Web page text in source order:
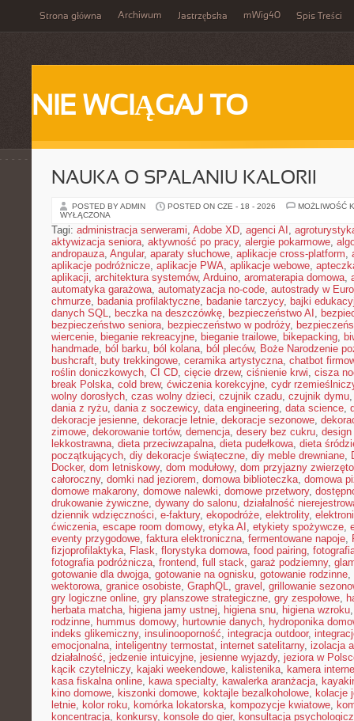
Strona główna Archiwum Jastrzębska mWig40 Spis Treści
NIE WCIĄGAJ TO
NAUKA O SPALANIU KALORII
POSTED BY ADMIN POSTED ON CZE - 18 - 2026
MOŻLIWOŚĆ
WYŁĄCZONA
Tagi: administracja serwerami, Adobe XD, agenci AI ,
aktywizacja seniora, aktywność po pracy, alergie pokarmowe,
andropauza, Angular, aparaty słuchowe, aplikacje cross-platform,
aplikacje podróżnicze, aplikacje PWA, aplikacje webowe,
aplikacji, architektura systemów, Arduino, aromaterapia domowa,
automatyka garażowa, automatyzacja no-code, autostrady w
chmurze, badania profilaktyczne, badanie tarczycy, bajki
danych SQL, beczka na deszczówkę, bezpieczeństwo AI ,
bezpieczeństwo seniora, bezpieczeństwo w podróży,
wiercenie, bieganie rekreacyjne, bieganie trailowe, bikepacking,
handmade, ból barku, ból kolana, ból pleców, Boże Narodzenie
bushcraft, buty trekkingowe, ceramika artystyczna, chatbot
roślin doniczkowych, CI CD, cięcie drzew, ciśnienie krwi, cisza
break Polska, cold brew, ćwiczenia korekcyjne, cydr
wolny dorosłych, czas wolny dzieci, czujnik czadu, czujnik dymu
dania z ryżu, dania z soczewicy, data engineering, data science,
dekoracje jesienne, dekoracje letnie, dekoracje sezonowe,
zimowe, dekorowanie tortów, demencja, desery bez cukru,
lekkostrawna, dieta przeciwzapalna, dieta pudełkowa, dieta
początkujących, diy dekoracje świąteczne, diy meble drewniane,
Docker, dom letniskowy, dom modułowy, dom przyjazny
całoroczny, domki nad jeziorem, domowa biblioteczka, domowa
domowe makarony, domowe nalewki, domowe przetwory,
drukowanie żywiczne, dywany do salonu, działalność
dziennik wdzięczności, e-faktury, ekopodróże, elektrolity,
ćwiczenia, escape room domowy, etyka AI , etykiety spożywcze,
eventy przygodowe, faktura elektroniczna, fermentowane napoje,
fizjoprofilaktyka, Flask, florystyka domowa, food pairing,
fotografia podróżnicza, frontend, full stack, garaż podziemny,
gotowanie dla dwojga, gotowanie na ognisku, gotowanie rodzinne,
wektorowa, granice osobiste, GraphQL, gravel , grillowanie
gry logiczne online, gry planszowe strategiczne, gry zespołowe,
herbata matcha, higiena jamy ustnej, higiena snu, higiena wzroku
rodzinne, hummus domowy, hurtownie danych, hydroponika
indeks glikemiczny, insulinooporność, integracja outdoor,
emocjonalna, inteligentny termostat, internet satelitarny, izolacja
działalność, jedzenie intuicyjne, jesienne wyjazdy, jeziora w
kącik czytelniczy, kajaki weekendowe, kalistenika, kamera
kasa fiskalna online, kawa specialty, kawalerka aranżacja,
kino domowe, kiszonki domowe, koktajle bezalkoholowe, kolacje
letnie, kolor roku, komórka lokatorska, kompozycje kwiatowe,
koncentracja, konkursy, konsole do gier, konsultacja